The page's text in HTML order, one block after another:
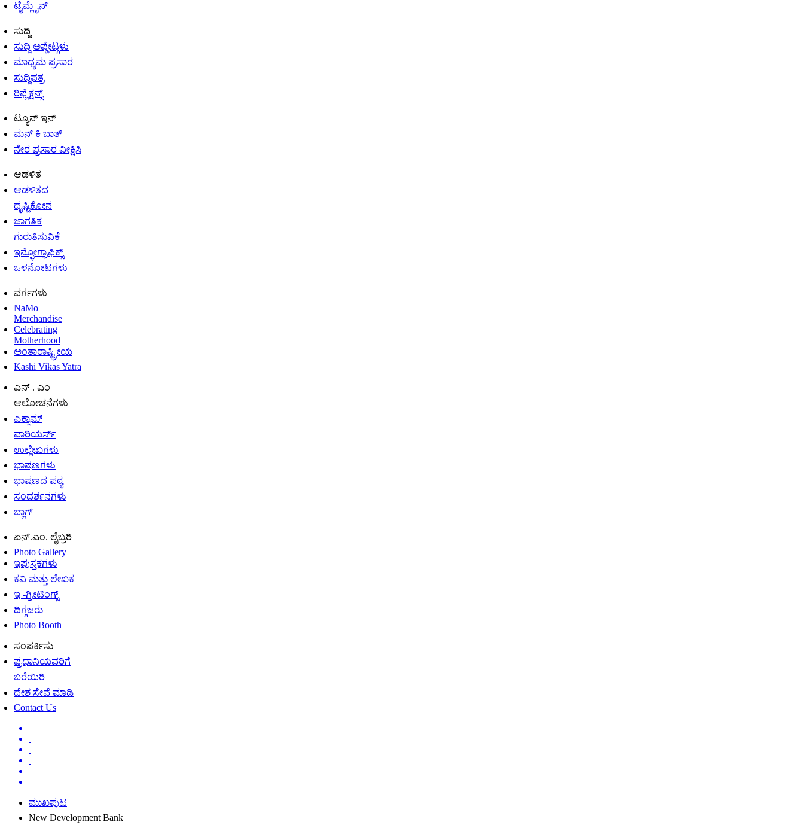
ಟೈಮ್ಲೈನ್
ಸುದ್ದಿ
ಸುದ್ದಿ ಅಪ್ಡೇಟ್ಗಳು
ಮಾಧ್ಯಮ ಪ್ರಸಾರ
ಸುದ್ದಿಪತ್ರ
ರಿಫ್ಲೆಕ್ಷನ್ಸ್
ಟ್ಯೂನ್ ಇನ್
ಮನ್ ಕಿ ಬಾತ್
ನೇರ ಪ್ರಸಾರ ವೀಕ್ಷಿಸಿ
ಆಡಳಿತ
ಆಡಳಿತದ
ದೃಷ್ಟಿಕೋನ
ಜಾಗತಿಕ
ಗುರುತಿಸುವಿಕೆ
ಇನ್ಫೋಗ್ರಾಫಿಕ್ಸ್
ಒಳನೋಟಗಳು
ವರ್ಗಗಳು
NaMo
Merchandise
Celebrating
Motherhood
ಅಂತಾರಾಷ್ಟ್ರೀಯ
Kashi Vikas Yatra
ಎನ್ . ಎಂ
ಆಲೋಚನೆಗಳು
ಎಕ್ಸಾಮ್
ವಾರಿಯರ್ಸ್
ಉಲ್ಲೇಖಗಳು
ಭಾಷಣಗಳು
ಭಾಷಣದ ಪಠ್ಯ
ಸಂದರ್ಶನಗಳು
ಬ್ಲಾಗ್
ಏನ್.ಎಂ. ಲೈಬ್ರರಿ
Photo Gallery
ಇಪುಸ್ತಕಗಳು
ಕವಿ ಮತ್ತು ಲೇಖಕ
ಇ -ಗ್ರೀಟಿಂಗ್ಸ್
ದಿಗ್ಗಜರು
Photo Booth
ಸಂಪರ್ಕಿಸು
ಪ್ರಧಾನಿಯವರಿಗೆ
ಬರೆಯಿರಿ
ದೇಶ ಸೇವೆ ಮಾಡಿ
Contact Us
ಮುಖಪುಟ
New Development Bank